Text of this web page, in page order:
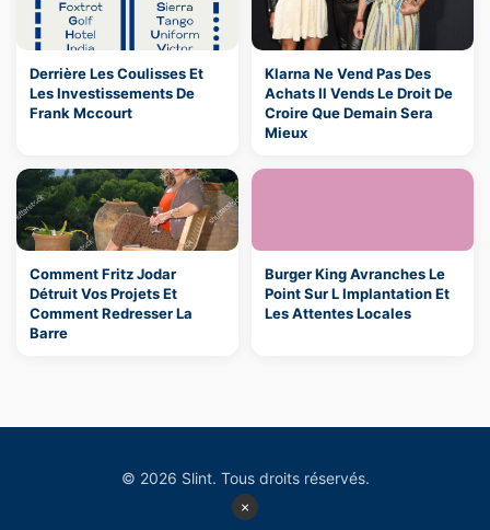
Derrière Les Coulisses Et
Les Investissements De
Frank Mccourt
Klarna Ne Vend Pas Des
Achats Il Vends Le Droit De
Croire Que Demain Sera
Mieux
Comment Fritz Jodar
Détruit Vos Projets Et
Comment Redresser La
Barre
Burger King Avranches Le
Point Sur L Implantation Et
Les Attentes Locales
×
© 2026 Slint. Tous droits réservés.